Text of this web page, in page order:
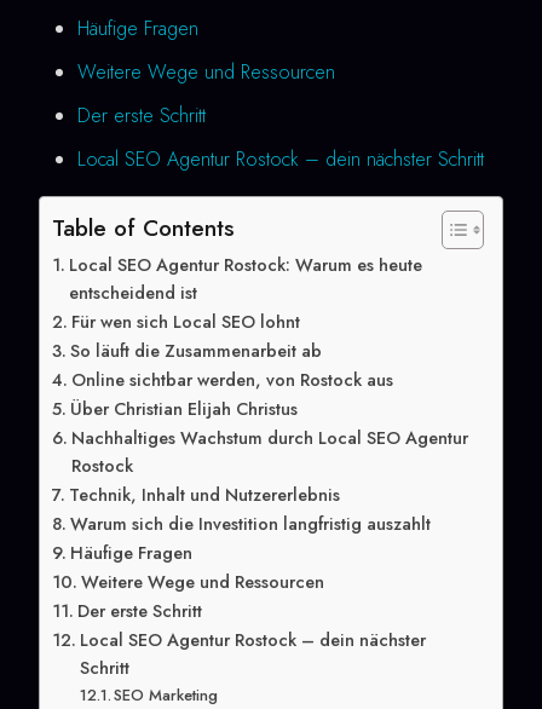
Häufige Fragen
Weitere Wege und Ressourcen
Der erste Schritt
Local SEO Agentur Rostock – dein nächster Schritt
Table of Contents
Local SEO Agentur Rostock: Warum es heute
entscheidend ist
Für wen sich Local SEO lohnt
So läuft die Zusammenarbeit ab
Online sichtbar werden, von Rostock aus
Über Christian Elijah Christus
Nachhaltiges Wachstum durch Local SEO Agentur
Rostock
Technik, Inhalt und Nutzererlebnis
Warum sich die Investition langfristig auszahlt
Häufige Fragen
Weitere Wege und Ressourcen
Der erste Schritt
Local SEO Agentur Rostock – dein nächster
Schritt
SEO Marketing